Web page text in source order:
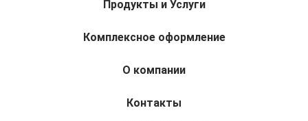
Продукты и Услуги
Комплексное оформление
О компании
Контакты